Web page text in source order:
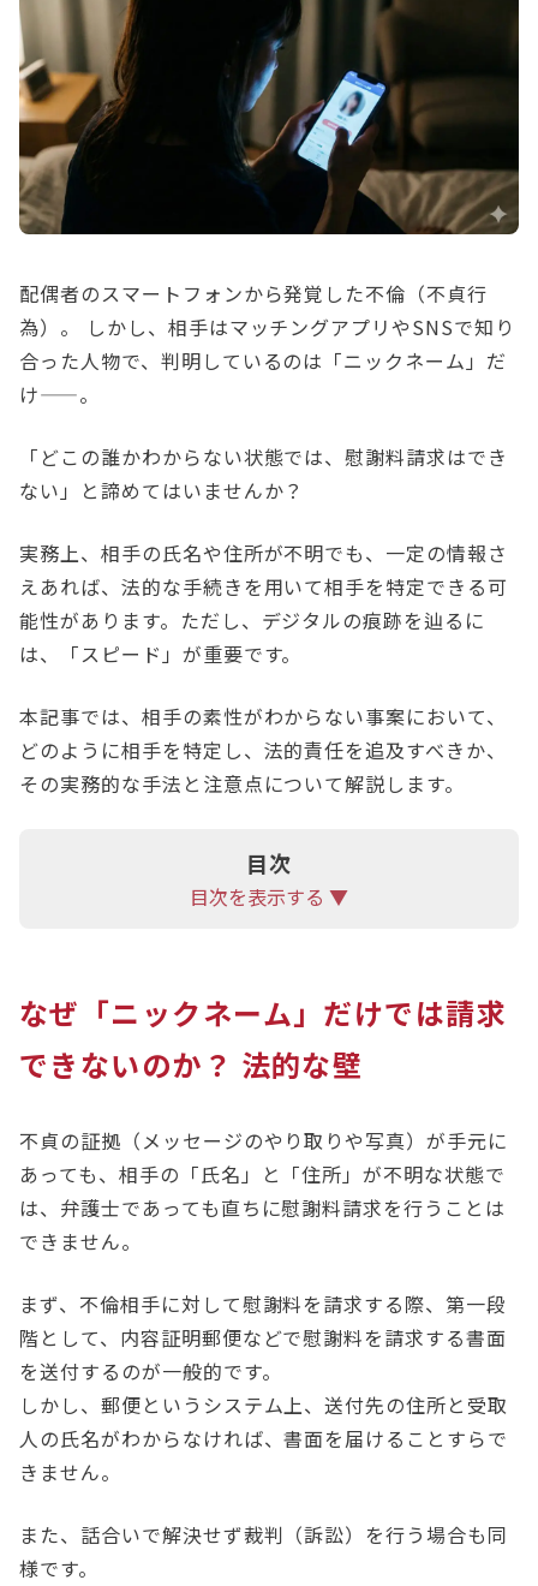
配偶者のスマートフォンから発覚した不倫（不貞行
為）。 しかし、相手はマッチングアプリやSNSで知り
合った人物で、判明しているのは「ニックネーム」だ
け——。
「どこの誰かわからない状態では、慰謝料請求はでき
ない」と諦めてはいませんか？
実務上、相手の氏名や住所が不明でも、一定の情報さ
えあれば、法的な手続きを用いて相手を特定できる可
能性があります。ただし、デジタルの痕跡を辿るに
は、「スピード」が重要です。
本記事では、相手の素性がわからない事案において、
どのように相手を特定し、法的責任を追及すべきか、
その実務的な手法と注意点について解説します。
目次
目次を表示する ▼
なぜ「ニックネーム」だけでは請求
できないのか？ 法的な壁
不貞の証拠（メッセージのやり取りや写真）が手元に
あっても、相手の「氏名」と「住所」が不明な状態で
は、弁護士であっても直ちに慰謝料請求を行うことは
できません。
まず、不倫相手に対して慰謝料を請求する際、第一段
階として、内容証明郵便などで慰謝料を請求する書面
を送付するのが一般的です。
しかし、郵便というシステム上、送付先の住所と受取
人の氏名がわからなければ、書面を届けることすらで
きません。
また、話合いで解決せず裁判（訴訟）を行う場合も同
様です。